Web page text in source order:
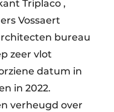
Triplaco ,
Vossaert
bureau
zeer vlot
datum in
in 2022.
verheugd over